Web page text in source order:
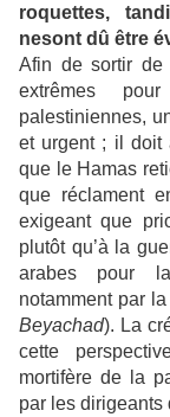
roquettes,
nesont dû être
Afin de sortir de
extrêmes
palestiniennes,
et urgent ; il doit
que le Hamas
que réclament
exigeant que
plutôt qu’à la
arabes pour
notamment par
Beyachad). La
cette
mortifère de la
par les dirigeants